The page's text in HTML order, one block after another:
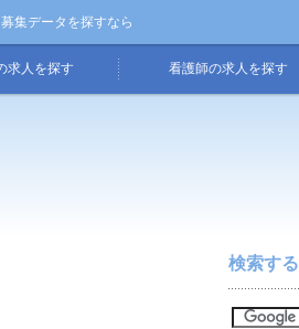
集データを探すなら
求人を探す 看護師の求人を探す
検索する